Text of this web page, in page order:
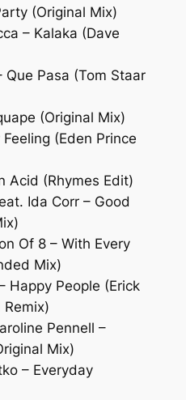
(Original Mix)
– Kalaka (Dave
Que Pasa (Tom Staar
(Original Mix)
(Eden Prince
Acid (Rhymes Edit)
Ida Corr – Good
Of 8 – With Every
Mix)
Happy People (Erick
Pennell –
Mix)
– Everyday